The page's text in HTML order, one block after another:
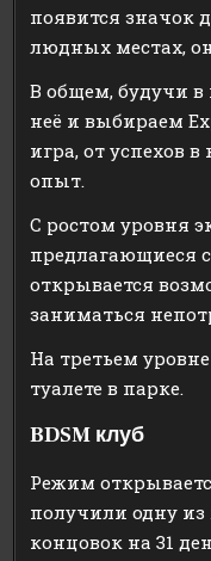
появится значок
людных местах,
В общем, будучи
неё и выбираем
игра, от успехов
опыт.
С ростом уровня
предлагающиеся
открывается
заниматься
На третьем
туалете в парке.
BDSM клуб
Режим
получили одну
концовок на 31